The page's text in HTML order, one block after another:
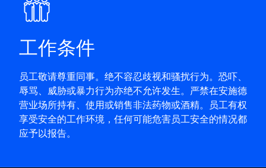
工作条件
员工敬请尊重同事。绝不容忍歧视和骚扰行为。恐吓、
辱骂、威胁或暴力行为亦绝不允许发生。严禁在安施德
营业场所持有、使用或销售非法药物或酒精。员工有权
享受安全的工作环境，任何可能危害员工安全的情况都
应予以报告。